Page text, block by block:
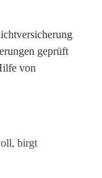
geprüft
von
birgt